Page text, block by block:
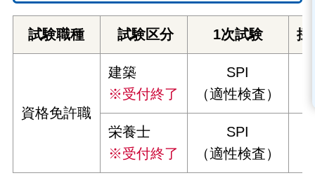
試験職種 試験区分 1次試験 採
資格免許職
建築
※受付終了
SPI
（適性検査）
栄養士
※受付終了
SPI
（適性検査）